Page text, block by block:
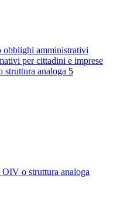
obblighi amministrativi
per cittadini e imprese
analoga 5
o struttura analoga